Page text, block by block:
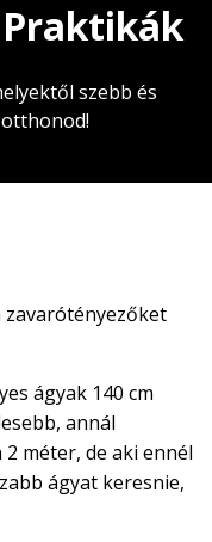
Praktikák
szebb és
ágyak 140 cm
annál
méter, de aki ennél
ágyat keresnie,